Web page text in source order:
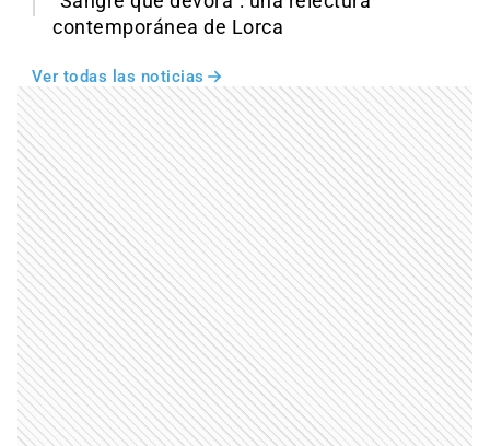
contemporánea de Lorca
Ver todas las noticias